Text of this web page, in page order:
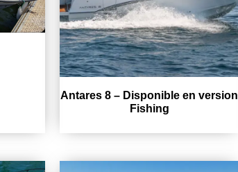
Antares 8 – Disponible en version
Fishing